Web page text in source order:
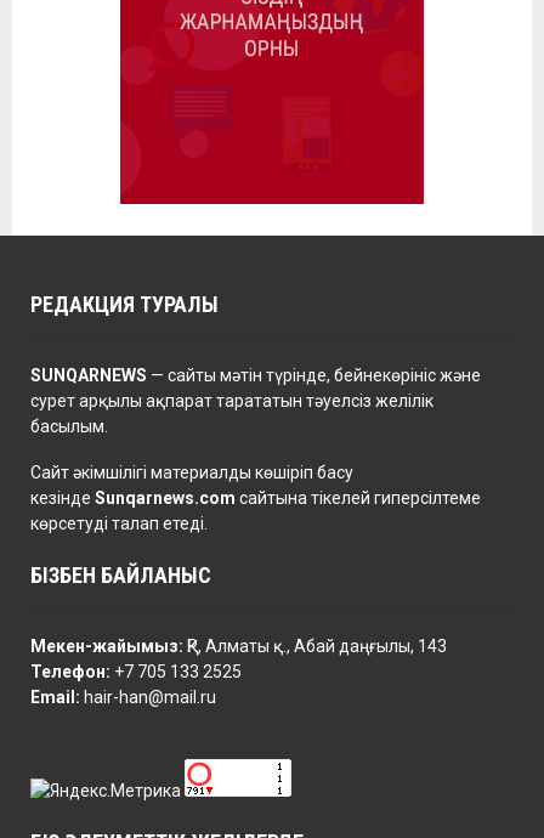
РЕДАКЦИЯ ТУРАЛЫ
SUNQARNEWS — сайты мәтін түрінде, бейнекөрініс және
сурет арқылы ақпарат тарататын тәуелсіз желілік
басылым.
Сайт әкімшілігі материалды көшіріп басу
кезінде Sunqarnews.com сайтына тікелей гиперсілтеме
көрсетуді талап етеді.
БІЗБЕН БАЙЛАНЫС
Мекен-жайымыз: ҚР, Алматы қ., Абай даңғылы, 143
Телефон: +7 705 133 2525
Email: hair-han@mail.ru